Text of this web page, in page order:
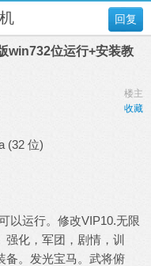
回复
win732位运行+安装教
楼主
收藏
(32 位)
以运行。修改VIP10.无限
化，军团，剧情，训
备。发光宝马。武将俯